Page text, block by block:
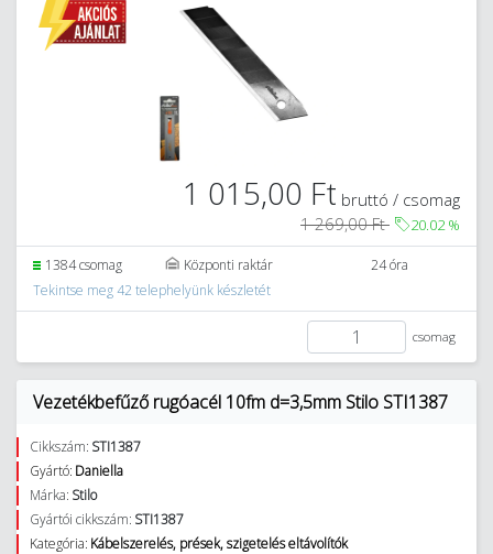
1 015,00 Ft bruttó / csomag
1 269,00 Ft
20.02%
1384 csomag Központi raktár
24 óra
Tekintse meg 42 telephelyünk készletét
csomag
Vezetékbefűző rugóacél 10fm d=3,5mm Stilo STI1387
Cikkszám: STI1387
Gyártó: Daniella
Márka: Stilo
Gyártói cikkszám: STI1387
Kategória: Kábelszerelés, prések, szigetelés eltávolítók